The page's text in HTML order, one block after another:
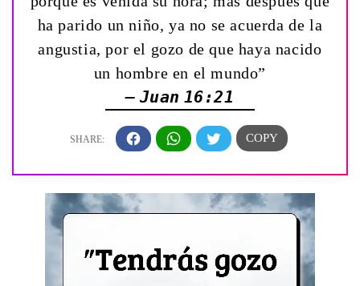
ha parido un niño, ya no se acuerda de la
angustia, por el gozo de que haya nacido
un hombre en el mundo”
— Juan 16:21